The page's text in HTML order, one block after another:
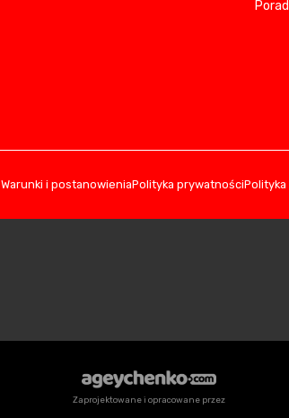
Warunki i postanowieniaPolityka prywatności
Zaprojektowane i opracowane przez